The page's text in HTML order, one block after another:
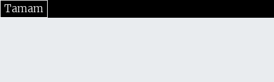
Tamam